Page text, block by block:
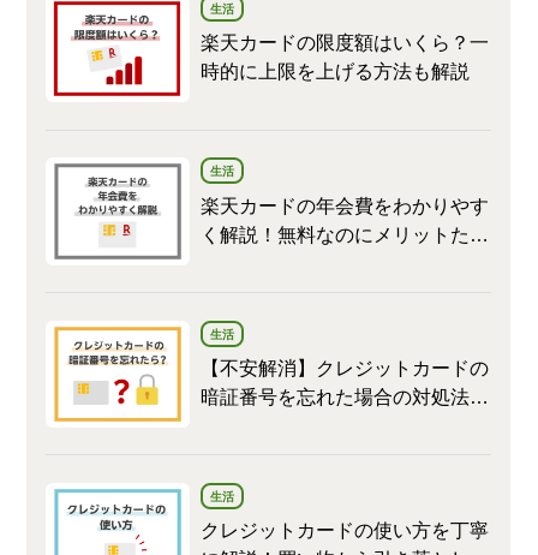
生活
楽天カードの限度額はいくら？一
時的に上限を上げる方法も解説
生活
楽天カードの年会費をわかりやす
く解説！無料なのにメリットたく
生活
【不安解消】クレジットカードの
暗証番号を忘れた場合の対処法と
生活
クレジットカードの使い方を丁寧